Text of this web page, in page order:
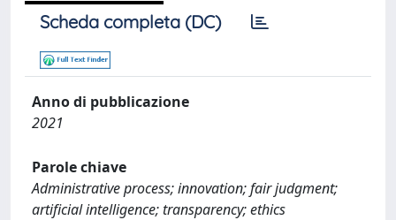
Scheda completa (DC)
Anno di pubblicazione
2021
Parole chiave
Administrative process; innovation; fair judgment;
artificial intelligence; transparency; ethics